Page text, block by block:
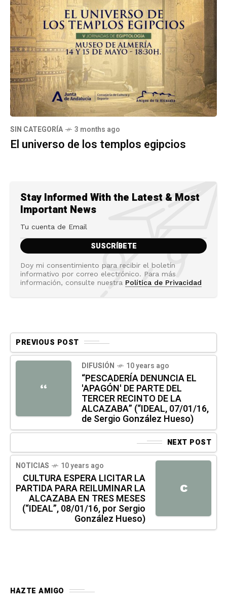
SIN CATEGORÍA 3 months ago
El universo de los templos egipcios
Stay Informed With the Latest & Most
Important News
Doy mi consentimiento para recibir el boletín
informativo por correo electrónico. Para más
información, consulte nuestra Política de Privacidad
PREVIOUS POST
“
DIFUSIÓN 10 years ago
“PESCADERÍA DENUNCIA EL
'APAGÓN' DE PARTE DEL
TERCER RECINTO DE LA
ALCAZABA” (“IDEAL, 07/01/16,
de Sergio González Hueso)
NEXT POST
C
NOTICIAS 10 years ago
CULTURA ESPERA LICITAR LA
PARTIDA PARA REILUMINAR LA
ALCAZABA EN TRES MESES
(“IDEAL”, 08/01/16, por Sergio
González Hueso)
HAZTE AMIGO